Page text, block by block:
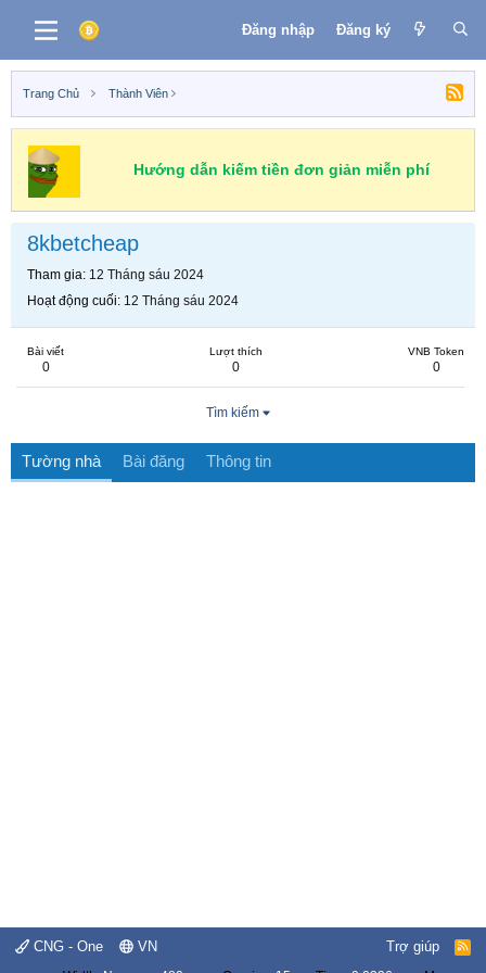
Đăng nhập Đăng ký
Trang Chủ Thành Viên
Hướng dẫn kiếm tiền đơn giản miễn phí
8kbetcheap
Tham gia 12 Tháng sáu 2024
Hoạt động cuối 12 Tháng sáu 2024
Bài viết
0
Lượt thích
0
VNB Token
0
Tìm kiếm
Tường nhà Bài đăng Thông tin
CNG - One VN Trợ giúp
R